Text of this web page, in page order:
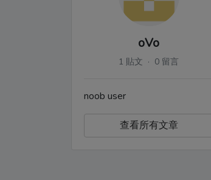
oVo
1 貼文 · 0 留言
noob user
查看所有文章